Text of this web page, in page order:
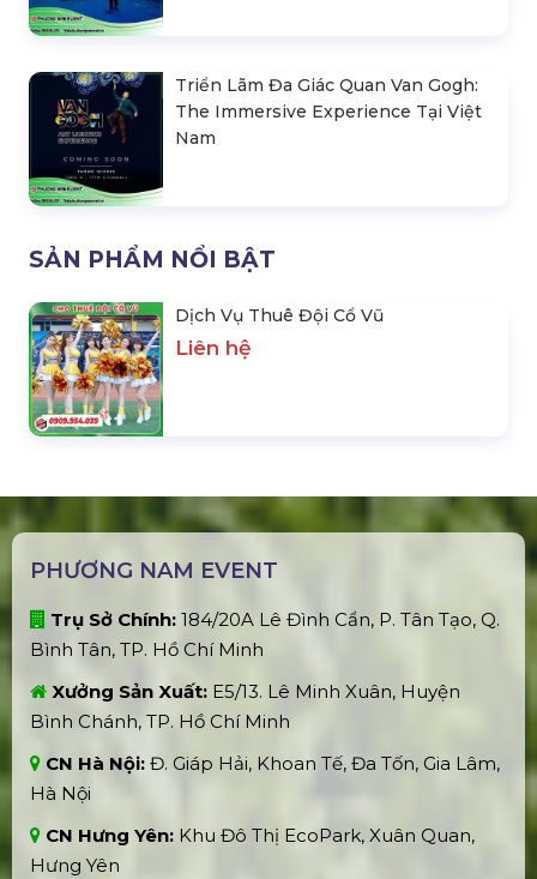
Triển Lãm Đa Giác Quan Van Gogh:
The Immersive Experience Tại Việt
Nam
SẢN PHẨM NỔI BẬT
Dịch Vụ Thuê Đội Cổ Vũ
Liên hệ
PHƯƠNG NAM EVENT
Trụ Sở Chính: 184/20A Lê Đình Cẩn, P. Tân Tạo, Q.
Bình Tân, TP. Hồ Chí Minh
Xưởng Sản Xuất: E5/13. Lê Minh Xuân, Huyện
Bình Chánh, TP. Hồ Chí Minh
CN Hà Nội: Đ. Giáp Hải, Khoan Tế, Đa Tốn, Gia Lâm,
Hà Nội
CN Hưng Yên: Khu Đô Thị EcoPark, Xuân Quan,
Hưng Yên